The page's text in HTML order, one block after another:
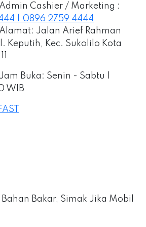
Admin Cashier / Marketing :
| 0896 2759 4444
Alamat: Jalan Arief Rahman
Keputih, Kec. Sukolilo Kota
Jam Buka: Senin - Sabtu |
WIB
Bahan Bakar, Simak Jika Mobil